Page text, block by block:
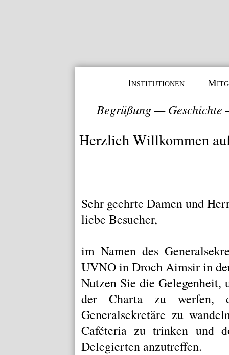
Institutionen
Begrüßung—Geschichte
Herzlich Willkommen
Sehr geehrte Damen und
liebe Besucher,
im Namen des
UVNO in Droch Aimsir in
Nutzen Sie die
der Chartazu werfen,
Generalsekretäre zu
Caféteria zu trinken und
Delegierten anzutreffen.